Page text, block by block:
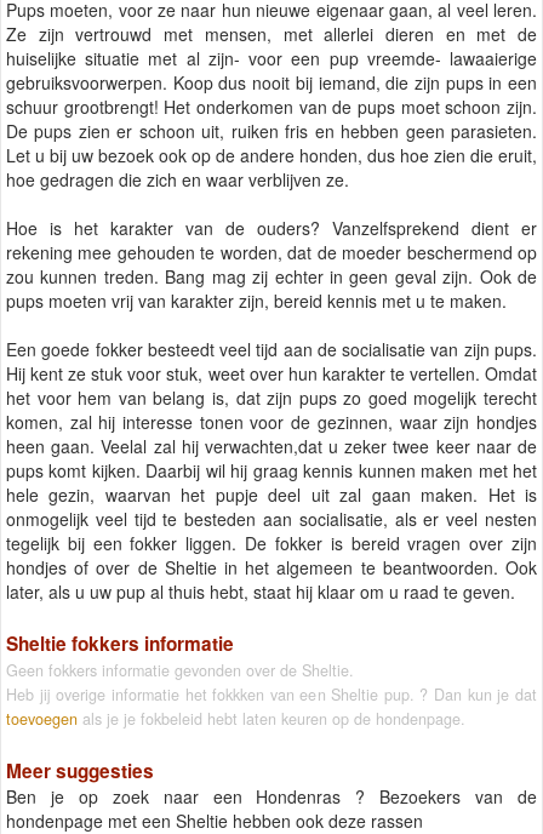
Pups moeten, voor ze naar hun nieuwe eigenaar gaan, al veel leren.
Ze zijn vertrouwd met mensen, met allerlei dieren en met de
huiselijke situatie met al zijn- voor een pup vreemde- lawaaierige
gebruiksvoorwerpen. Koop dus nooit bij iemand, die zijn pups in een
schuur grootbrengt! Het onderkomen van de pups moet schoon zijn.
De pups zien er schoon uit, ruiken fris en hebben geen parasieten.
Let u bij uw bezoek ook op de andere honden, dus hoe zien die eruit,
hoe gedragen die zich en waar verblijven ze.
Hoe is het karakter van de ouders? Vanzelfsprekend dient er
rekening mee gehouden te worden, dat de moeder beschermend op
zou kunnen treden. Bang mag zij echter in geen geval zijn. Ook de
pups moeten vrij van karakter zijn, bereid kennis met u te maken.
Een goede fokker besteedt veel tijd aan de socialisatie van zijn pups.
Hij kent ze stuk voor stuk, weet over hun karakter te vertellen. Omdat
het voor hem van belang is, dat zijn pups zo goed mogelijk terecht
komen, zal hij interesse tonen voor de gezinnen, waar zijn hondjes
heen gaan. Veelal zal hij verwachten,dat u zeker twee keer naar de
pups komt kijken. Daarbij wil hij graag kennis kunnen maken met het
hele gezin, waarvan het pupje deel uit zal gaan maken. Het is
onmogelijk veel tijd te besteden aan socialisatie, als er veel nesten
tegelijk bij een fokker liggen. De fokker is bereid vragen over zijn
hondjes of over de Sheltie in het algemeen te beantwoorden. Ook
later, als u uw pup al thuis hebt, staat hij klaar om u raad te geven.
Sheltie fokkers informatie
Geen fokkers informatie gevonden over de Sheltie.
Heb jij overige informatie het fokkken van een Sheltie pup. ? Dan kun je dat
toevoegen als je je fokbeleid hebt laten keuren op de hondenpage.
Meer suggesties
Ben je op zoek naar een Hondenras ? Bezoekers van de
hondenpage met een Sheltie hebben ook deze rassen